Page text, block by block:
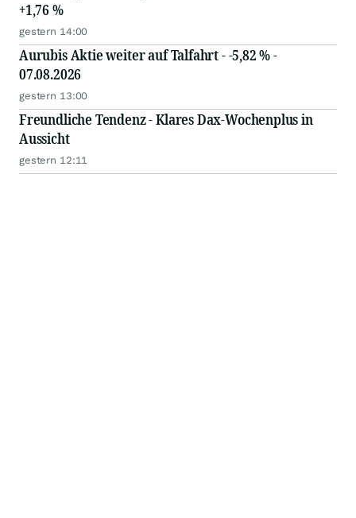
+1,76 %
gestern 14:00
Aurubis Aktie weiter auf Talfahrt - -5,82 % -
07.08.2026
gestern 13:00
Freundliche Tendenz - Klares Dax-Wochenplus in
Aussicht
gestern 12:11